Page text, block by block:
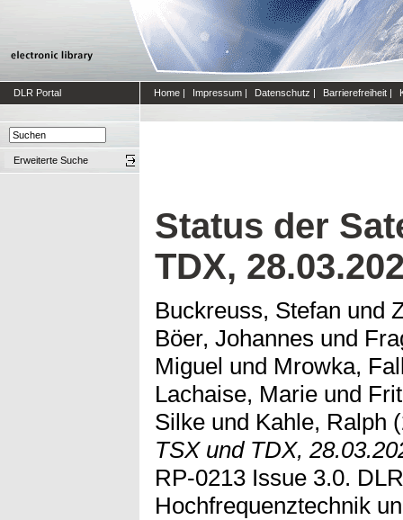
DLR Portal Home | Impressum | Datenschutz | Barrierefreiheit |
Erweiterte Suche
Status der
TDX,
Buckreuss, Stefan und
Böer, Johannes und
Miguel und Mrowka,
Lachaise, Marie und
Silke und Kahle, Ralph
TSX und TDX,
RP-0213 Issue 3.0.
Hochfrequenztechnik